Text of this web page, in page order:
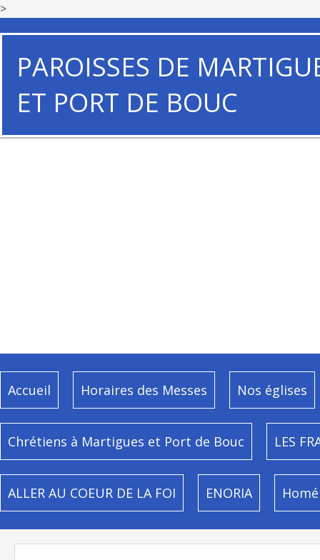
>
PAROISSES DE
ET PORT DE BOUC
Accueil Horaires des Messes Nos églises
Chrétiens à Martigues et Port de Bouc LES
ALLER AU COEUR DE LA FOI ENORIA